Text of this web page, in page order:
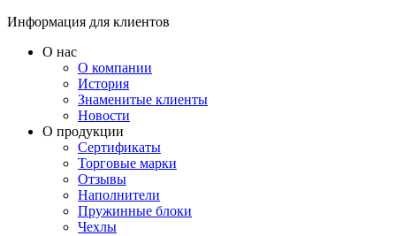
Информация для клиентов
О нас
О компании
История
Знаменитые клиенты
Новости
О продукции
Сертификаты
Торговые марки
Отзывы
Наполнители
Пружинные блоки
Чехлы